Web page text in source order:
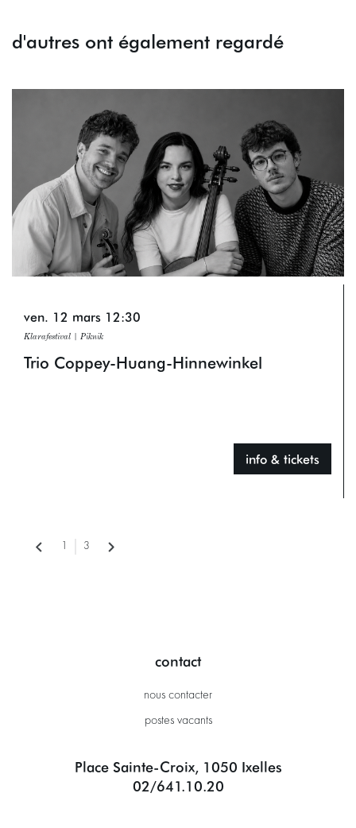
d'autres ont également regardé
Trio Coppey-Huang-Hinnewinkel
Klarafestival | Piknik
ven. 12 mars 12:30
info & tickets
1 3
contact
nous contacter
postes vacants
Place Sainte-Croix, 1050 Ixelles
02/641.10.20